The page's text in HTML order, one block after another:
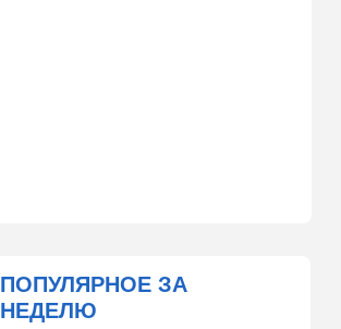
11:31 Израиль
ПОПУЛЯРНОЕ ЗА
НЕДЕЛЮ